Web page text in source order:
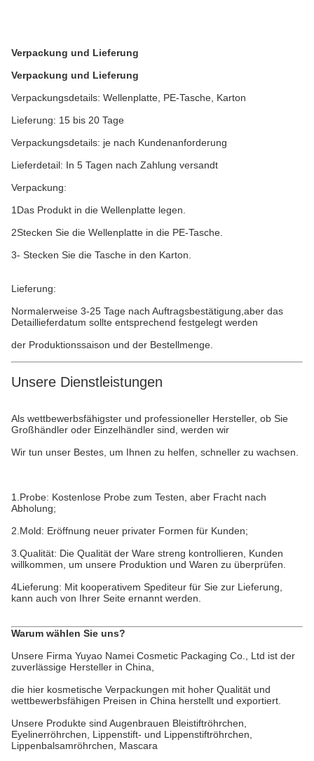
Verpackung und Lieferung
Verpackung und Lieferung
Verpackungsdetails: Wellenplatte, PE-Tasche, Karton
Lieferung: 15 bis 20 Tage
Verpackungsdetails: je nach Kundenanforderung
Lieferdetail: In 5 Tagen nach Zahlung versandt
Verpackung:
1Das Produkt in die Wellenplatte legen.
2Stecken Sie die Wellenplatte in die PE-Tasche.
3- Stecken Sie die Tasche in den Karton.
Lieferung:
Normalerweise 3-25 Tage nach Auftragsbestätigung,aber das
Detaillieferdatum sollte entsprechend festgelegt werden
der Produktionssaison und der Bestellmenge.
Unsere Dienstleistungen
Als wettbewerbsfähigster und professioneller Hersteller, ob Sie
Großhändler oder Einzelhändler sind, werden wir
Wir tun unser Bestes, um Ihnen zu helfen, schneller zu wachsen.
1.Probe: Kostenlose Probe zum Testen, aber Fracht nach
Abholung;
2.Mold: Eröffnung neuer privater Formen für Kunden;
3.Qualität: Die Qualität der Ware streng kontrollieren, Kunden
willkommen, um unsere Produktion und Waren zu überprüfen.
4Lieferung: Mit kooperativem Spediteur für Sie zur Lieferung,
kann auch von Ihrer Seite ernannt werden.
Warum wählen Sie uns?
Unsere Firma Yuyao Namei Cosmetic Packaging Co., Ltd ist der
zuverlässige Hersteller in China,
die hier kosmetische Verpackungen mit hoher Qualität und
wettbewerbsfähigen Preisen in China herstellt und exportiert.
Unsere Produkte sind Augenbrauen Bleistiftröhrchen,
Eyelinerröhrchen, Lippenstift- und Lippenstiftröhrchen,
Lippenbalsamröhrchen, Mascara